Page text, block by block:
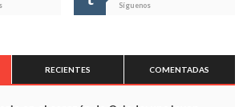
Síguenos
RECIENTES COMENTADAS